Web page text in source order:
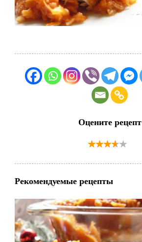
Оцените рецепт
Рекомендуемые рецепты